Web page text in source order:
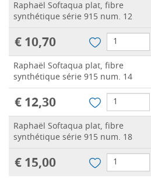
Raphaël Softaqua plat, fibre
synthétique série 915 num. 12
€ 10,70
Raphaël Softaqua plat, fibre
synthétique série 915 num. 14
€ 12,30
Raphaël Softaqua plat, fibre
synthétique série 915 num. 18
€ 15,00